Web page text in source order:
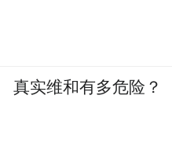
真实维和有多危险？